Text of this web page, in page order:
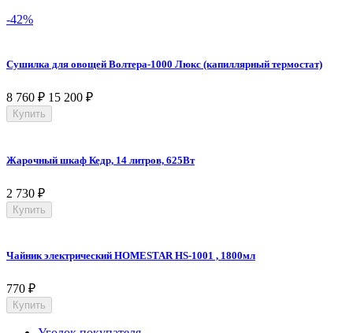
-42%
Сушилка для овощей Волтера-1000 Люкс (капиллярный термостат)
8 760 ₽ 15 200 ₽
Купить
Жарочный шкаф Кедр, 14 литров, 625Вт
2 730 ₽
Купить
Чайник электрический HOMESTAR HS-1001 , 1800мл
770 ₽
Купить